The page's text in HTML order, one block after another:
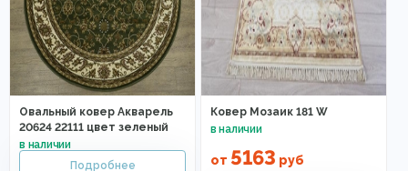
Овальный ковер Акварель
20624 22111 цвет зеленый
Ковер Мозаик 181 W
от 5163 руб